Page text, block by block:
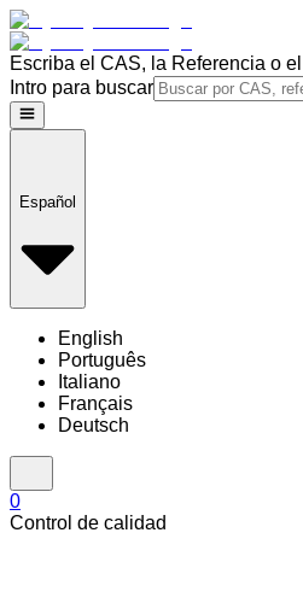
Escriba el CAS, la Referencia o
Intro para buscar
Español
English
Português
Italiano
Français
Deutsch
0
Control de calidad